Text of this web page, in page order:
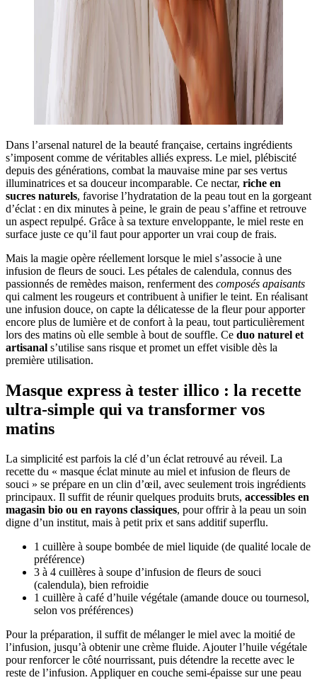
Dans l’arsenal naturel de la beauté française, certains ingrédients
s’imposent comme de véritables alliés express. Le miel, plébiscité
depuis des générations, combat la mauvaise mine par ses vertus
illuminatrices et sa douceur incomparable. Ce nectar, riche en
sucres naturels, favorise l’hydratation de la peau tout en la gorgeant
d’éclat : en dix minutes à peine, le grain de peau s’affine et retrouve
un aspect repulpé. Grâce à sa texture enveloppante, le miel reste en
surface juste ce qu’il faut pour apporter un vrai coup de frais.
Mais la magie opère réellement lorsque le miel s’associe à une
infusion de fleurs de souci. Les pétales de calendula, connus des
passionnés de remèdes maison, renferment des composés apaisants
qui calment les rougeurs et contribuent à unifier le teint. En réalisant
une infusion douce, on capte la délicatesse de la fleur pour apporter
encore plus de lumière et de confort à la peau, tout particulièrement
lors des matins où elle semble à bout de souffle. Ce duo naturel et
artisanal s’utilise sans risque et promet un effet visible dès la
première utilisation.
Masque express à tester illico : la recette
ultra-simple qui va transformer vos
matins
La simplicité est parfois la clé d’un éclat retrouvé au réveil. La
recette du « masque éclat minute au miel et infusion de fleurs de
souci » se prépare en un clin d’œil, avec seulement trois ingrédients
principaux. Il suffit de réunir quelques produits bruts, accessibles en
magasin bio ou en rayons classiques, pour offrir à la peau un soin
digne d’un institut, mais à petit prix et sans additif superflu.
1 cuillère à soupe bombée de miel liquide (de qualité locale de
préférence)
3 à 4 cuillères à soupe d’infusion de fleurs de souci
(calendula), bien refroidie
1 cuillère à café d’huile végétale (amande douce ou tournesol,
selon vos préférences)
Pour la préparation, il suffit de mélanger le miel avec la moitié de
l’infusion, jusqu’à obtenir une crème fluide. Ajouter l’huile végétale
pour renforcer le côté nourrissant, puis détendre la recette avec le
reste de l’infusion. Appliquer en couche semi-épaisse sur une peau